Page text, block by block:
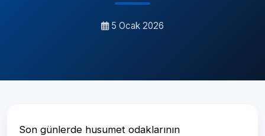
5 Ocak 2026
Son günlerde husumet odaklarının